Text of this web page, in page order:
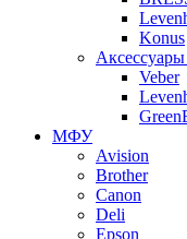
Konus
Veber
МФУ
Avision
Brother
Canon
Deli
Epson